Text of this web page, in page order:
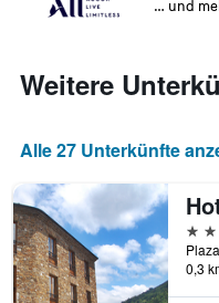
… und
Weitere
Alle 27 Unterkünfte
2
0,3